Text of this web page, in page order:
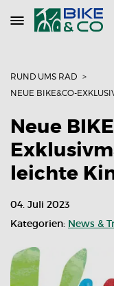
Navigation
öffnen
RUND UMS RAD
NEUE BIKE&CO-
Neue
leichte
04. Juli 2023
Kategorien: News &